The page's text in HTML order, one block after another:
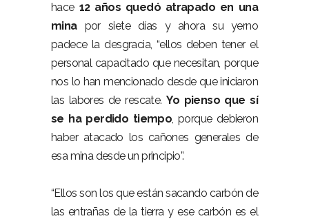
hace12 años quedó atrapado en una
minapor siete días y ahora su yerno
padece la desgracia, “ellos deben tener el
personal capacitado que necesitan, porque
nos lo han mencionado desde que iniciaron
las labores de rescate.Yo pienso que sí
se ha perdido tiempo, porque debieron
haber atacado los cañones generales de
esa mina desde un principio”.
“Ellos son los que están sacando carbón de
las entrañas de la tierra y ese carbón es el